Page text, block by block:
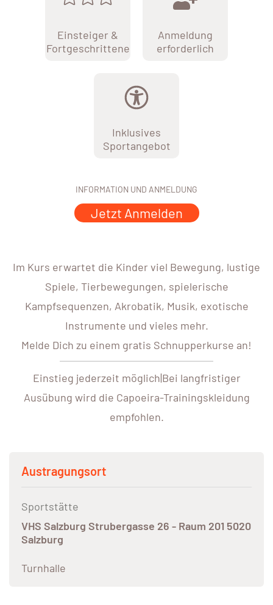
Einsteiger &
Fortgeschrittene
Anmeldung
erforderlich
Inklusives
Sportangebot
INFORMATION UND ANMELDUNG
Jetzt Anmelden
Im Kurs erwartet die Kinder viel Bewegung, lustige
Spiele, Tierbewegungen, spielerische
Kampfsequenzen, Akrobatik, Musik, exotische
Instrumente und vieles mehr.
Melde Dich zu einem gratis Schnupperkurse an!
Einstieg jederzeit möglich|Bei langfristiger
Ausübung wird die Capoeira-Trainingskleidung
empfohlen.
Austragungsort
Sportstätte
VHS Salzburg Strubergasse 26 - Raum 201 5020
Salzburg
Turnhalle